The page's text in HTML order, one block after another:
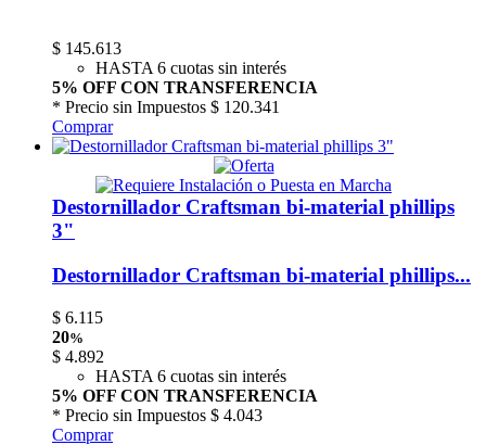
$ 145.613
HASTA 6 cuotas sin interés
5% OFF CON TRANSFERENCIA
* Precio sin Impuestos $ 120.341
Comprar
Destornillador Craftsman bi-material phillips
3"
Destornillador Craftsman bi-material phillips...
$ 6.115
20%
$ 4.892
HASTA 6 cuotas sin interés
5% OFF CON TRANSFERENCIA
* Precio sin Impuestos $ 4.043
Comprar